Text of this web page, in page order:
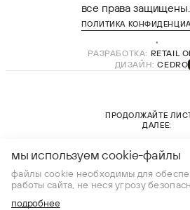
все права
ПОЛИТИКА
РАЗРАБОТКА: RETAIL
ДИЗАЙН:CEDRO
ПРОДОЛЖАЙТЕ
ДАЛЕЕ:
новая
мы используем cookie-файлы
файлы cookie необходимы для
работы сайта, не неся угрозу
подробнее